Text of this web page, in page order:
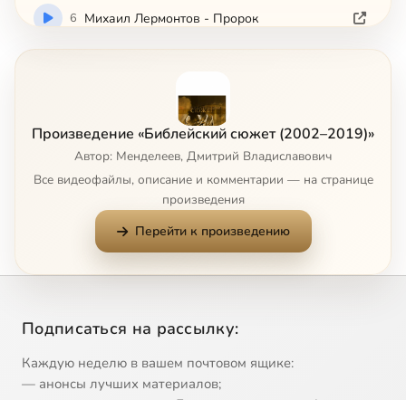
6 Михаил Лермонтов - Пророк
Ингмар Бергман - Седьмая печать
9 Сальвадор Дали - Тайная Вечеря
Илья Репин - Иов и его друзья
Осип Мандельштам - Иосиф из Аримафеи
Произведение «Библейский сюжет (2002–2019)»
Автор: Менделеев, Дмитрий Владиславович
Все видеофайлы, описание и комментарии — на странице
произведения
Перейти к произведению
Подписаться на рассылку:
Каждую неделю в вашем почтовом ящике:
— анонсы лучших материалов;